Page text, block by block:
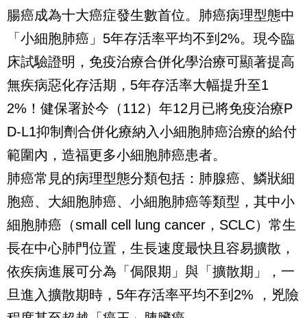
腸癌成為十大癌症發生數首位。肺癌病理型態中
「小細胞肺癌」5年存活率平均不到2%。現今臨
床試驗證明，免疫治療合併化學治療可顯著提高
無疾病惡化存活期，5年存活率大幅提升至1
2%！健保署於今（112）年12月已將免疫治療P
D-L1抑制劑合併化療納入小細胞肺癌治療的給付
範圍內，造福更多小細胞肺癌患者。
肺癌常見的病理型態分類包括：肺腺癌、鱗狀細
胞癌、大細胞肺癌、小細胞肺癌等類型，其中小
細胞肺癌（small cell lung cancer，SCLC）常生
長在中心肺門位置，生長速度最快且容易擴散，
依疾病進展可分為「侷限期」與「擴散期」，一
旦進入擴散期時，5年存活率平均不到2% ，兇險